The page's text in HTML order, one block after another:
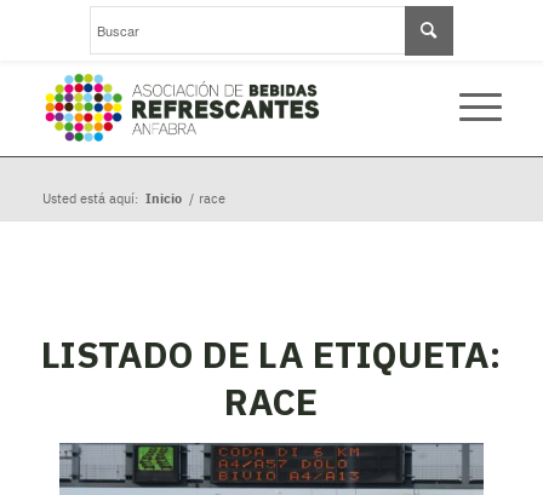
Usted está aquí: Inicio / race
LISTADO DE LA ETIQUETA:
RACE